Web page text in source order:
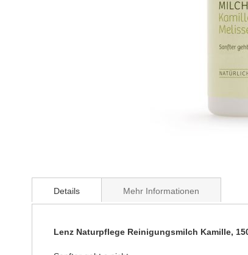
Details
Lenz Naturpflege Reinigungsmilch Kamille,
Mehr Informationen